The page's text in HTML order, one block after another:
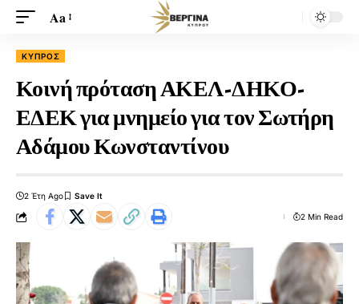
Aa
ΚΎΠΡΟΣ
Κοινή πρόταση ΑΚΕΛ-ΔΗΚΟ-
ΕΔΕΚ για μνημείο για τον Σωτήρη
Αδάμου Κωνσταντίνου
2 Έτη Ago
2 Min Read